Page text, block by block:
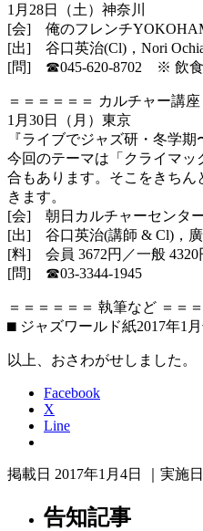
1月28日（土）神奈川
[会] 俺のフレンチ
[出] 谷口英治(Cl)，Nori
[問] ☎︎045-620-8702 ※ 飲食
＝＝＝＝＝＝ カルチャー講
1月30日（月）東京
『ライブでジャズ研・冬学
今回のテーマは「クライマッ
合もあります。そこをきち
きます。
[会] 朝日カルチャーセンタ
[出] 谷口英治(講師 & Cl)，廣
[料] 会員 3672円／一般 4320
[問] ☎︎03-3344-1945
＝＝＝＝＝＝ 執筆など ＝＝
⬛︎ ジャズワールド紙2017年1
以上、おさわがせしました。
Facebook
X
Line
掲載日 2017年1月4日 ｜実施
告知記事